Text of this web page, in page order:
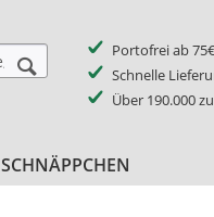
Portofrei ab
Schnelle
Über 190.000
SCHNÄPPCHEN